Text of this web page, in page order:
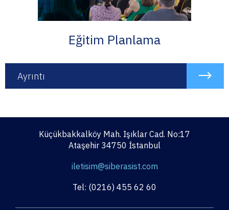
Eğitim Planlama
Ayrıntı
Küçükbakkalköy Mah. Işıklar Cad. No:17
Ataşehir 34750 İstanbul
iletisim@siberasist.com
Tel: (0216) 455 62 60